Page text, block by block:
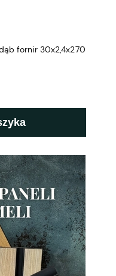
fornir 30x2,4x270